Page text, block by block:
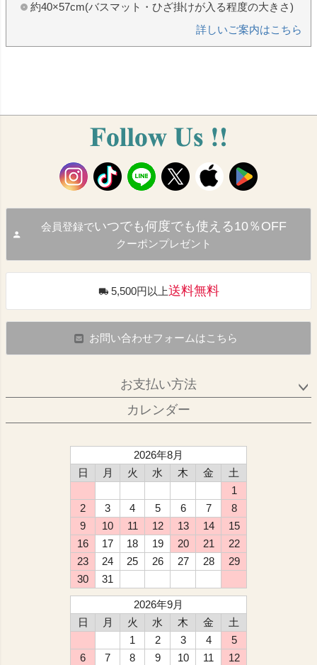
約40×57cm(バスマット・ひざ掛けが入る程度の大きさ)
詳しいご案内はこちら
会員登録でいつでも何度でも使える10％OFF
クーポンプレゼント
5,500円以上送料無料
お問い合わせフォームはこちら
お支払い方法
カレンダー
2026年8月
日
月 火 水 木 金
土
1
2
3 4 5 6 7
8
9
10 11 12 13 14
15
16
17 18 19 20 21
22
23
24 25 26 27 28
29
30
31
2026年9月
日
月 火 水 木 金
土
1
2 3 4
5
6
7 8 9 10 11
12